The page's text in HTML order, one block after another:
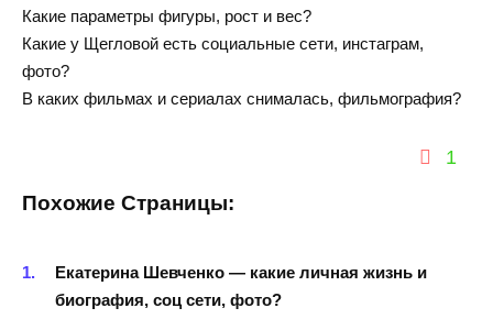
Какие параметры фигуры, рост и вес?
Какие у Щегловой есть социальные сети, инстаграм,
фото?
В каких фильмах и сериалах снималась, фильмография?
1
Похожие Страницы:
Екатерина Шевченко — какие личная жизнь и
биография, соц сети, фото?